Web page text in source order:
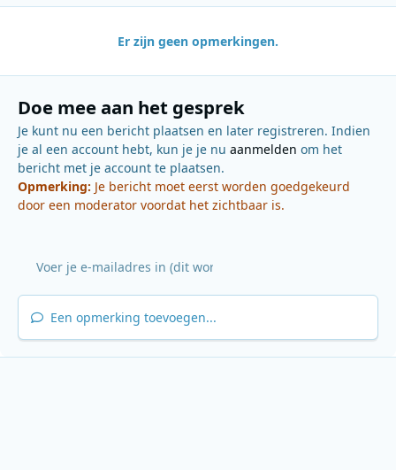
Er zijn geen opmerkingen.
Doe mee aan het gesprek
Je kunt nu een bericht plaatsen en later registreren. Indien
je al een account hebt, kun je je nu aanmelden om het
bericht met je account te plaatsen.
Opmerking: Je bericht moet eerst worden goedgekeurd
door een moderator voordat het zichtbaar is.
Een opmerking toevoegen...